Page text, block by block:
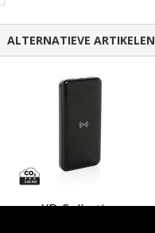
ALTERNATIEVE ARTIKELEN
XD Collection